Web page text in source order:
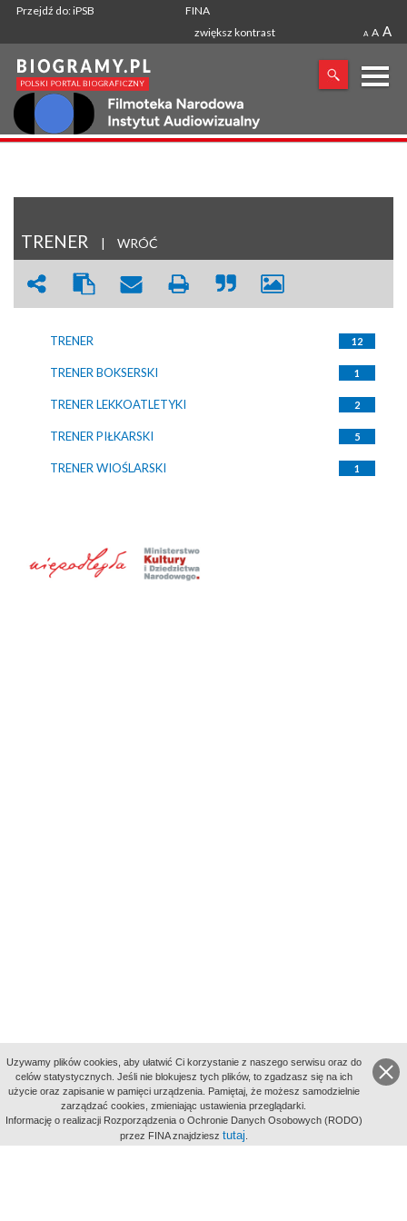
Przejdź do: iPSB
FINA
zwiększ kontrast
A A A
X
TRENER | WRÓĆ
TRENER 12
TRENER BOKSERSKI 1
TRENER LEKKOATLETYKI 2
TRENER PIŁKARSKI 5
TRENER WIOŚLARSKI 1
aktywności
Uzywamy plików cookies, aby ułatwić Ci korzystanie z naszego serwisu oraz do
celów statystycznych. Jeśli nie blokujesz tych plików, to zgadzasz się na ich
użycie oraz zapisanie w pamięci urządzenia. Pamiętaj, że możesz samodzielnie
zarządzać cookies, zmieniając ustawienia przeglądarki.
Informację o realizacji Rozporządzenia o Ochronie Danych Osobowych (RODO)
przez FINA znajdziesz tutaj